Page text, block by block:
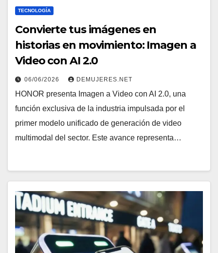
TECNOLOGÍA
Convierte tus imágenes en
historias en movimiento: Imagen a
Video con AI 2.0
06/06/2026 DEMUJERES.NET
HONOR presenta Imagen a Video con AI 2.0, una
función exclusiva de la industria impulsada por el
primer modelo unificado de generación de video
multimodal del sector. Este avance representa…